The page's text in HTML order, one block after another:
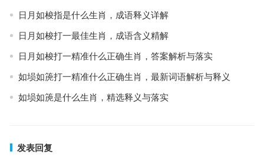
日月如梭指是什么生肖，成语释义详解
日月如梭打一最佳生肖，成语含义精解
日月如梭打一精准什么正确生肖，答案解析与落实
如埙如箎打一精准什么正确生肖，最新词语解析与释义
如埙如箎是什么生肖，精选释义与落实
发表回复